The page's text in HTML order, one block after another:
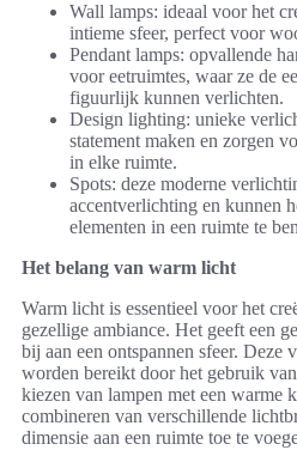
Wall lamps: ideaal voor het
intieme sfeer, perfect voor
Pendant lamps: opvallende
voor eetruimtes, waar ze de
figuurlijk kunnen verlichten.
Design lighting: unieke
statement maken en zorgen
in elke ruimte.
Spots: deze moderne
accentverlichting en kunnen
elementen in een ruimte te
Het belang van warm licht
Warm licht is essentieel voor het
gezellige ambiance. Het geeft een
bij aan een ontspannen sfeer. Deze
worden bereikt door het gebruik
kiezen van lampen met een warme
combineren van verschillende
dimensie aan een ruimte toe te